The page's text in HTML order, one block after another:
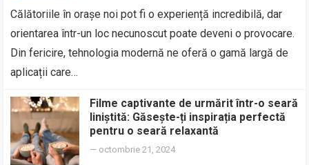
Călătoriile în orașe noi pot fi o experiență incredibilă, dar
orientarea într-un loc necunoscut poate deveni o provocare.
Din fericire, tehnologia modernă ne oferă o gamă largă de
aplicații care…
Filme captivante de urmărit într-o seară
liniștită: Găsește-ți inspirația perfectă
pentru o seară relaxantă
— octombrie 21, 2024